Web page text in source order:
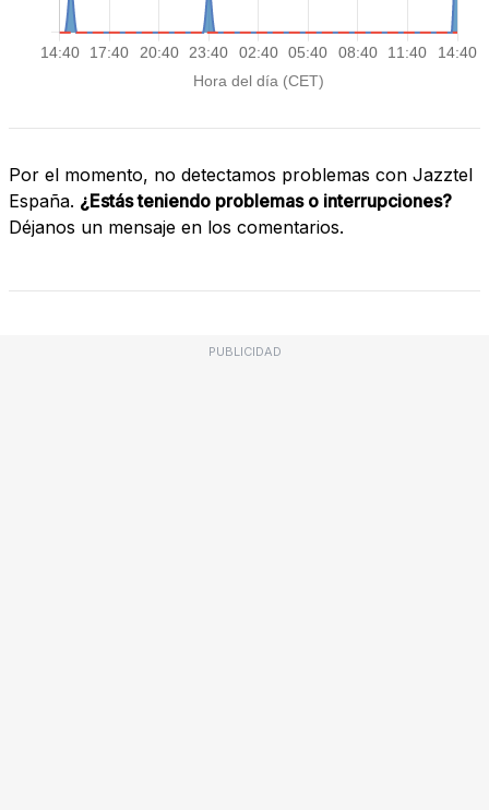
Por el momento, no detectamos problemas con Jazztel
España. ¿Estás teniendo problemas o interrupciones?
Déjanos un mensaje en los comentarios.
PUBLICIDAD